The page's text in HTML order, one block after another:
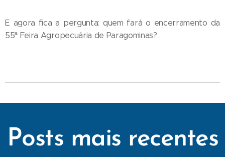
E agora fica a pergunta: quem fará o encerramento da
55ª Feira Agropecuária de Paragominas?
Posts mais recentes